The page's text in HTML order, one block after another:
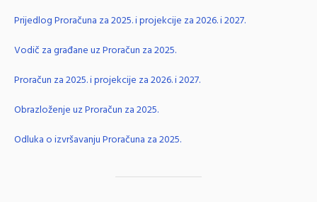
Prijedlog Proračuna za 2025. i projekcije za 2026. i 2027.
Vodič za građane uz Proračun za 2025.
Proračun za 2025. i projekcije za 2026. i 2027.
Obrazloženje uz Proračun za 2025.
Odluka o izvršavanju Proračuna za 2025.